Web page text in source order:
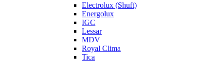
Electrolux (Shuft)
Energolux
IGC
Lessar
MDV
Royal Clima
Tica